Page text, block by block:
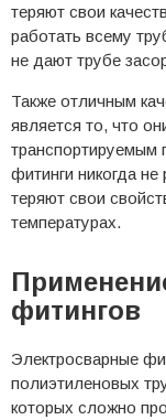
теряют свои
работать всему
не дают трубе
Также отличным
является то, что
транспортируемым
фитинги никогда
теряют свои
температурах.
фитингов
Электросварные
полиэтиленовых
которых сложно